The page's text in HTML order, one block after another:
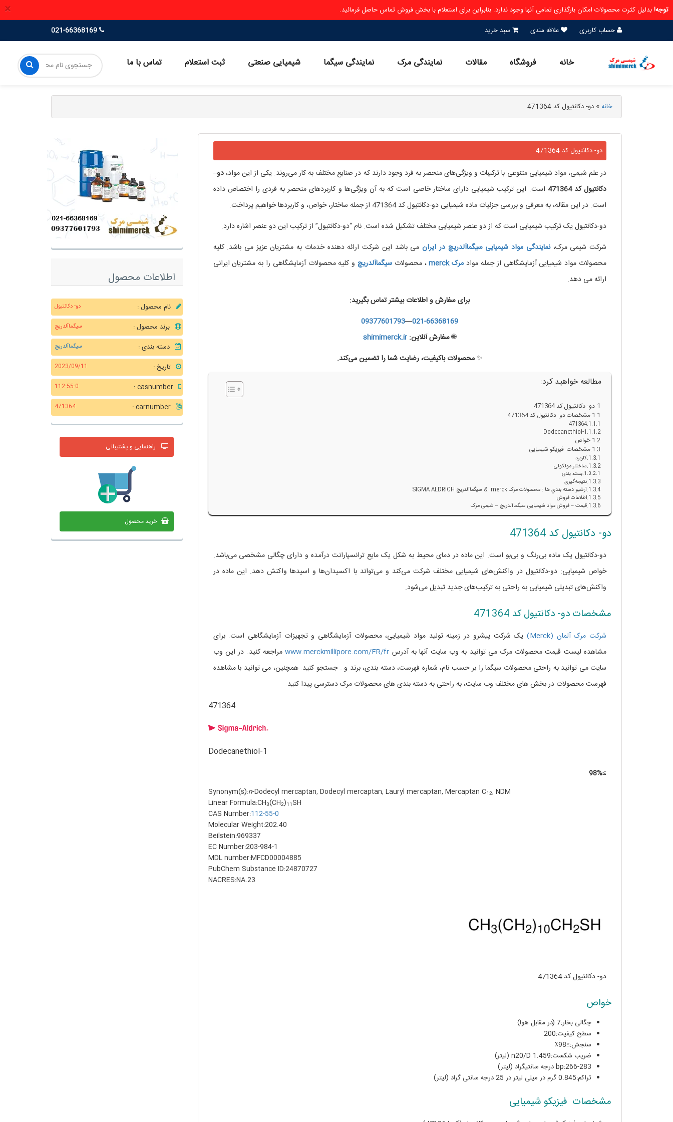
× توجه!بدلیل کثرت محصولات امکان بارگذاری تمامی آنها وجود ندارد. بنابراین برای استعلام با بخش فروش تماس حاصل فرمائید.
حساب کاربری
علاقه مندی سبد خرید
خانه فروشگاه مقالات نمایندگی مرک نمایندگی سیگما شیمیایی صنعتی ثبت استعلام تماس با ما
خانه» دو- دکانتیول کد 471364
دو- دکانتیول کد 471364
در علم شیمی، مواد شیمیایی متنوعی با ترکیبات و ویژگی‌های منحصر به فرد وجود دارند که در صنایع مختلف به کار می‌روند. یکی از این مواد،دو–
دکانتیول کد 471364 است. این ترکیب شیمیایی دارای ساختار خاصی است که به آن ویژگی‌ها و کاربردهای منحصر به فردی را اختصاص داده
است. در این مقاله، به معرفی و بررسی جزئیات ماده شیمیایی دو-دکانتیول کد 471364 از جمله ساختار، خواص، و کاربردها خواهیم پرداخت.
دو-دکانتیول یک ترکیب شیمیایی است که از دو عنصر شیمیایی مختلف تشکیل شده است. نام “دو-دکانتیول” از ترکیب این دو عنصر اشاره دارد.
شرکت شیمی مرک،نمایندگی مواد شیمیایی سیگماآلدریچ در ایرانمی باشد این شرکت ارائه دهنده خدمات به مشتریان عزیز می باشد. کلیه
محصولات مواد شیمیایی آزمایشگاهی از جمله مواد مرک merck، محصولات سیگماآلدریچو کلیه محصولات آزمایشگاهی را به مشتریان ایرانی
ارائه می دهد.
برای سفارش و اطلاعات بیشتر تماس بگیرید:
021-66368169
—
09377601793
🌐سفارش آنلاین: shimimerck.ir
✨محصولات باکیفیت، رضایت شما را تضمین می‌کند.
مطالعه خواهید کرد:
دو- دکانتیول کد 471364
مشخصات دو- دکانتیول کد 471364
471364
1-Dodecanethiol
خواص
مشخصات فیزیکو شیمیایی
کاربرد
ساختار مولکولی
بسته بندی
نتیجه‌گیری
آرشيو دسته بندي ها : محصولات مرک merck & سيگماآلدريچ SIGMA ALDRICH
اطلاعات فروش
قیمت – فروش مواد شیمیایی سیگماآلدریچ – شیمی مرک
دو- دکانتیول کد 471364
دو-دکانتیول یک ماده بی‌رنگ و بی‌بو است. این ماده در دمای محیط به شکل یک مایع ترانسپارانت درآمده و دارای چگالی مشخصی می‌باشد.
خواص شیمیایی: دو-دکانتیول در واکنش‌های شیمیایی مختلف شرکت می‌کند و می‌تواند با اکسیدان‌ها و اسیدها واکنش دهد. این ماده در
واکنش‌های تبدیلی شیمیایی به راحتی به ترکیب‌های جدید تبدیل می‌شود.
مشخصات دو- دکانتیول کد 471364
شرکت مرک آلمان (Merck)
یک شرکت پیشرو در زمینه تولید مواد شیمیایی، محصولات آزمایشگاهی و تجهیزات آزمایشگاهی است. برای
مشاهده لیست قیمت محصولات مرک می توانید به وب سایت آنها به آدرس www.merckmillipore.com/FR/frمراجعه کنید. در این وب
سایت می توانید به راحتی محصولات سیگما را بر حسب نام، شماره فهرست، دسته بندی، برند و… جستجو کنید. همچنین، می توانید با مشاهده
فهرست محصولات در بخش های مختلف وب سایت، به راحتی به دسته بندی های محصولات مرک دسترسی پیدا کنید.
471364
1-Dodecanethiol
≥98%
Synonym(s):n-Dodecyl mercaptan, Dodecyl mercaptan, Lauryl mercaptan, Mercaptan C12, NDM
Linear Formula:CH3(CH2)11SH
CAS Number:112-55-0
Molecular Weight:202.40
Beilstein:969337
EC Number:203-984-1
MDL number:MFCD00004885
PubChem Substance ID:24870727
NACRES:NA.23
دو- دکانتیول کد 471364
خواص
چگالی بخار:7 (در مقابل هوا)
سطح کیفیت:200
سنجش:≥98٪
ضریب شکست:n20/D 1.459 (لیتر)
bp:266-283 درجه سانتیگراد (لیتر)
تراکم:0.845 گرم در میلی لیتر در 25 درجه سانتی گراد (لیتر)
مشخصات فیزیکو شیمیایی
اطلاعات محصول
نام محصول : دو- دکانتیول
برند محصول : سیگماآلدریچ
دسته بندی : سیگماآلدریچ
تاریخ : 2023/09/11
casnumber :
112-55-0
carnumber :
471364
راهنمایی و پشتیبانی
خرید محصول